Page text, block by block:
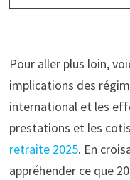
Pour aller plus loin,
implications des
international et les
prestations et les
retraite 2025. En
appréhender ce que